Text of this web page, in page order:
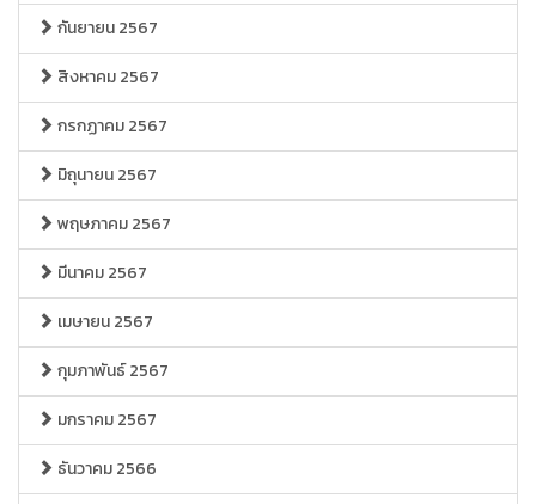
กันยายน 2567
สิงหาคม 2567
กรกฏาคม 2567
มิถุนายน 2567
พฤษภาคม 2567
มีนาคม 2567
เมษายน 2567
กุมภาพันธ์ 2567
มกราคม 2567
ธันวาคม 2566